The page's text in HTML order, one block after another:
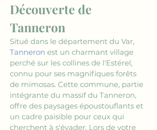
Découverte de
Tanneron
Situé dans le département du Var,
Tanneron est un charmant village
perché sur les collines de l'Estérel,
connu pour ses magnifiques forêts
de mimosas. Cette commune, partie
intégrante du massif du Tanneron,
offre des paysages époustouflants et
un cadre paisible pour ceux qui
cherchent à s'évader. Lors de votre